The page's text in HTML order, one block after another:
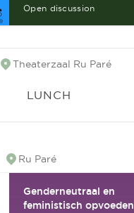
Open discussion
Location
Theaterzaal Ru Paré
LUNCH
Location
Ru Paré
Genderneutraal en
feministisch opvoeden